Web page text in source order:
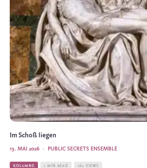
Im Schoß liegen
PUBLIC SECRETS ENSEMBLE
·
13. MAI 2026
KOLUMNE 1 MIN READ 162 VIEWS